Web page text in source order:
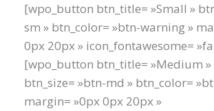
[wpo_button btn_title= »Small »
sm » btn_color= »btn-warning »
0px 20px » icon_fontawesome=
[wpo_button btn_title= »Medium »
btn_size= »btn-md » btn_color=
margin= »0px 0px 20px »